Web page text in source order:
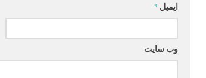
ایمیل *
وب‌ سایت